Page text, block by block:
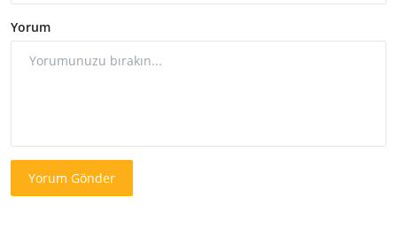
Yorum
Yorum Gönder